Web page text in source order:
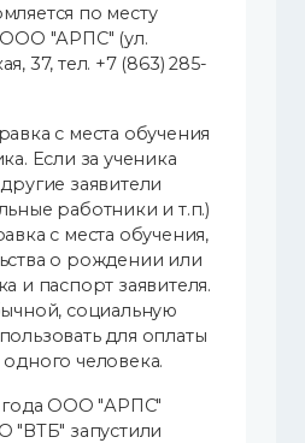
по месту
ООО "АРПС" (ул.
37, тел. +7 (863) 285-
с места обучения
Если за ученика
заявители
работники и т.п.)
с места обучения,
о рождении или
и паспорт заявителя.
социальную
для оплаты
человека.
года ООО "АРПС"
"ВТБ" запустили